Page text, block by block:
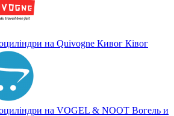
на Quivogne Кивог Ківог
на VOGEL & NOOT Вогель и